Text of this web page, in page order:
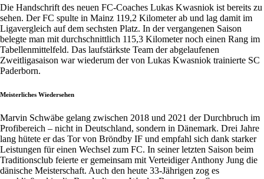
Die Handschrift des neuen FC-Coaches Lukas Kwasniok ist bereits zu
sehen. Der FC spulte in Mainz 119,2 Kilometer ab und lag damit im
Ligavergleich auf dem sechsten Platz. In der vergangenen Saison
belegte man mit durchschnittlich 115,3 Kilometer noch einen Rang im
Tabellenmittelfeld. Das laufstärkste Team der abgelaufenen
Zweitligasaison war wiederum der von Lukas Kwasniok trainierte SC
Paderborn.
Meisterliches Wiedersehen
Marvin Schwäbe gelang zwischen 2018 und 2021 der Durchbruch im
Profibereich – nicht in Deutschland, sondern in Dänemark. Drei Jahre
lang hütete er das Tor von Bröndby IF und empfahl sich dank starker
Leistungen für einen Wechsel zum FC. In seiner letzten Saison beim
Traditionsclub feierte er gemeinsam mit Verteidiger Anthony Jung die
dänische Meisterschaft. Auch den heute 33-Jährigen zog es